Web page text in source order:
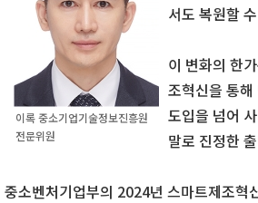
이록 중소기업기술정보진흥원
전문위원
서도 복원할
이 변화의 한
조혁신을 통
도입을 넘어
말로 진정한
중소벤처기업부의 2024년 스마트제조혁